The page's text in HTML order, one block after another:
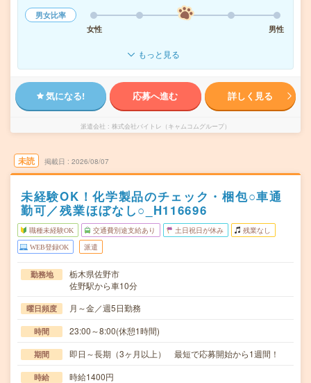
男女比率
女性
男性
もっと見る
気になる! 応募へ進む 詳しく見る
派遣会社 株式会社バイトレ（キャムコムグループ）
未読 掲載日 2026/08/07
未経験OK！化学製品のチェック・梱包○車通
勤可／残業ほぼなし○_H116696
職種未経験OK 交通費別途支給あり 土日祝日が休み 残業なし
WEB登録OK 派遣
勤務地
栃木県佐野市
佐野駅から車10分
曜日頻度 月～金／週5日勤務
時間 23:00～8:00(休憩1時間)
期間 即日～長期（3ヶ月以上） 最短で応募開始から1週間！
時給 時給1400円